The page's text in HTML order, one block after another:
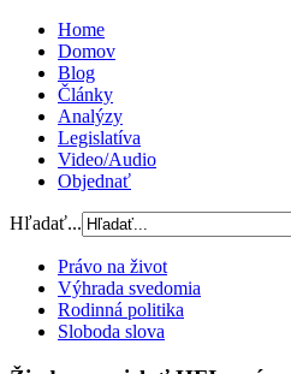
Home
Domov
Blog
Články
Analýzy
Legislatíva
Video/Audio
Objednať
Hľadať...
Právo na život
Výhrada svedomia
Rodinná politika
Sloboda slova